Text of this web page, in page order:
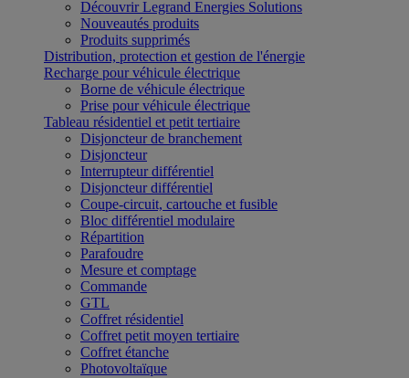
Découvrir Legrand Energies Solutions
Nouveautés produits
Produits supprimés
Distribution, protection et gestion de l'énergie
Recharge pour véhicule électrique
Borne de véhicule électrique
Prise pour véhicule électrique
Tableau résidentiel et petit tertiaire
Disjoncteur de branchement
Disjoncteur
Interrupteur différentiel
Disjoncteur différentiel
Coupe-circuit, cartouche et fusible
Bloc différentiel modulaire
Répartition
Parafoudre
Mesure et comptage
Commande
GTL
Coffret résidentiel
Coffret petit moyen tertiaire
Coffret étanche
Photovoltaïque